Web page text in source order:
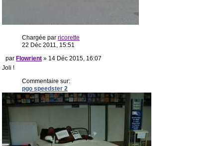
Chargée par ricorette
22 Déc 2011, 15:51
par Flowrient » 14 Déc 2015, 16:07
Joli !
Commentaire sur:
pgo speedster 2